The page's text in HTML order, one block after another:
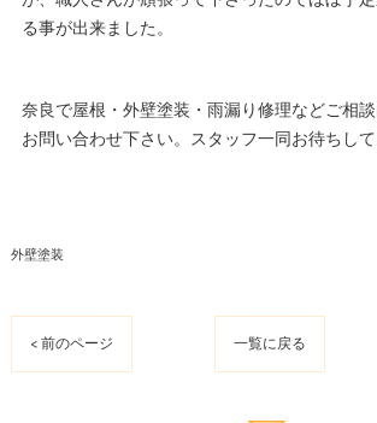
る事が出来ました。
奈良で屋根・外壁塗装・雨漏り修理などご相
お問い合わせ下さい。スタッフ一同お待ちして
外壁塗装
< 前のページ 一覧に戻る